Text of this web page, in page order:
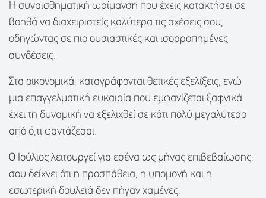
Η συναισθηματική ωρίμανση που έχεις κατακτήσει σε
βοηθά να διαχειριστείς καλύτερα τις σχέσεις σου,
οδηγώντας σε πιο ουσιαστικές και ισορροπημένες
συνδέσεις.
Στα οικονομικά, καταγράφονται θετικές εξελίξεις, ενώ
μια επαγγελματική ευκαιρία που εμφανίζεται ξαφνικά
έχει τη δυναμική να εξελιχθεί σε κάτι πολύ μεγαλύτερο
από ό,τι φαντάζεσαι.
Ο Ιούλιος λειτουργεί για εσένα ως μήνας επιβεβαίωσης:
σου δείχνει ότι η προσπάθεια, η υπομονή και η
εσωτερική δουλειά δεν πήγαν χαμένες.